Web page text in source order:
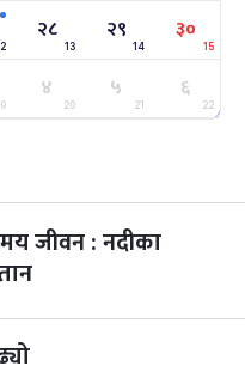
७ महिना बाँकी
७ महिना बाँकी
२८
13
२९
14
३०
15
४
20
५
21
६
22
जीवन : नदीका